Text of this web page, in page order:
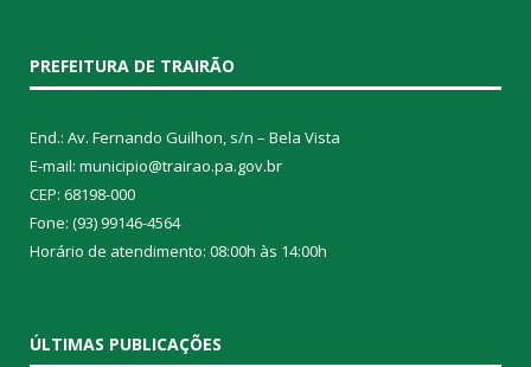
PREFEITURA DE TRAIRÃO
End.: Av. Fernando Guilhon, s/n – Bela Vista
E-mail: municipio@trairao.pa.gov.br
CEP: 68198-000
Fone: (93) 99146-4564
Horário de atendimento: 08:00h às 14:00h
ÚLTIMAS PUBLICAÇÕES